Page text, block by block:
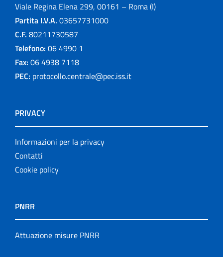
Viale Regina Elena 299, 00161 – Roma (I)
Partita I.V.A. 03657731000
C.F. 80211730587
Telefono: 06 4990 1
Fax: 06 4938 7118
PEC: protocollo.centrale@pec.iss.it
PRIVACY
Informazioni per la privacy
Contatti
Cookie policy
PNRR
Attuazione misure PNRR